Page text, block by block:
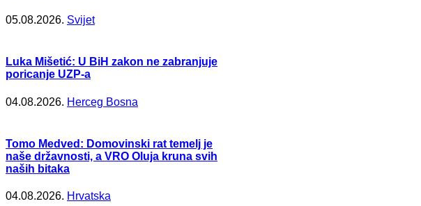
05.08.2026. Svijet
Luka Mišetić: U BiH zakon ne zabranjuje
poricanje UZP-a
04.08.2026. Herceg Bosna
Tomo Medved: Domovinski rat temelj je
naše državnosti, a VRO Oluja kruna svih
naših bitaka
04.08.2026. Hrvatska